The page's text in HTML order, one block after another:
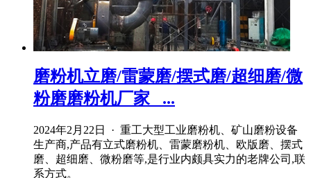
磨粉机立磨/雷蒙磨/摆式磨/超细磨/微
粉磨磨粉机厂家_ ...
2024年2月22日 · 重工大型工业磨粉机、矿山磨粉设备
生产商,产品有立式磨粉机、雷蒙磨粉机、欧版磨、摆式
磨、超细磨、微粉磨等,是行业内颇具实力的老牌公司,联
系方式。